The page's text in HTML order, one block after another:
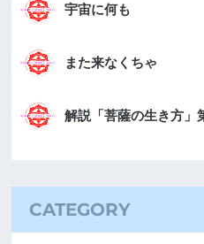
宇宙に何も
また来なくちゃ
解説「菩薩の生き方」
CATEGORY